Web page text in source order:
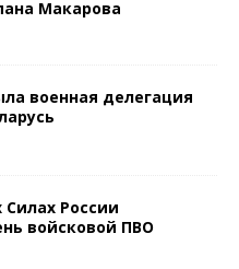
Макарова
военная делегация
России
войсковой ПВО